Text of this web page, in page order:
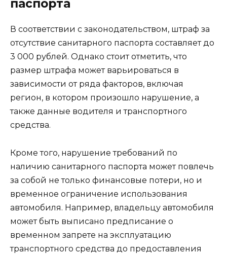
паспорта
В соответствии с законодательством, штраф за
отсутствие санитарного паспорта составляет до
3 000 рублей. Однако стоит отметить, что
размер штрафа может варьироваться в
зависимости от ряда факторов, включая
регион, в котором произошло нарушение, а
также данные водителя и транспортного
средства.
Кроме того, нарушение требований по
наличию санитарного паспорта может повлечь
за собой не только финансовые потери, но и
временное ограничение использования
автомобиля. Например, владельцу автомобиля
может быть выписано предписание о
временном запрете на эксплуатацию
транспортного средства до предоставления